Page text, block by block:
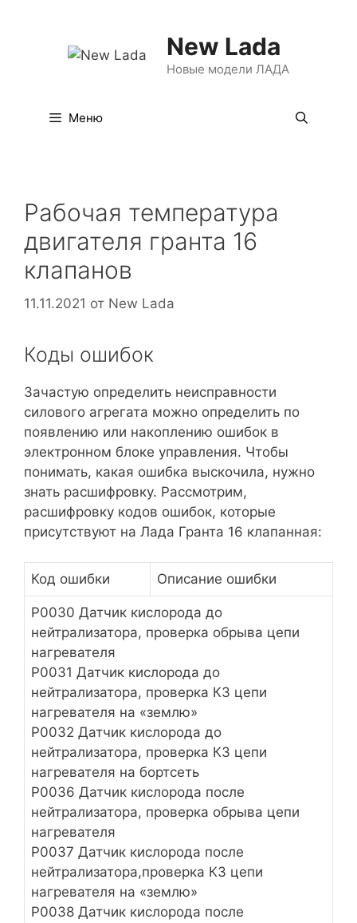
содержимому
New Lada
Новые модели ЛАДА
Меню
Рабочая температура
двигателя гранта 16
клапанов
11.11.2021 от New Lada
Коды ошибок
Зачастую определить неисправности
силового агрегата можно определить по
появлению или накоплению ошибок в
электронном блоке управления. Чтобы
понимать, какая ошибка выскочила, нужно
знать расшифровку. Рассмотрим,
расшифровку кодов ошибок, которые
присутствуют на Лада Гранта 16 клапанная:
Код ошибки Описание ошибки
Р0030 Датчик кислорода до
нейтрализатора, проверка обрыва цепи
нагревателя
Р0031 Датчик кислорода до
нейтрализатора, проверка КЗ цепи
нагревателя на «землю»
Р0032 Датчик кислорода до
нейтрализатора, проверка КЗ цепи
нагревателя на бортсеть
Р0036 Датчик кислорода после
нейтрализатора, проверка обрыва цепи
нагревателя
Р0037 Датчик кислорода после
нейтрализатора,проверка КЗ цепи
нагревателя на «землю»
Р0038 Датчик кислорода после